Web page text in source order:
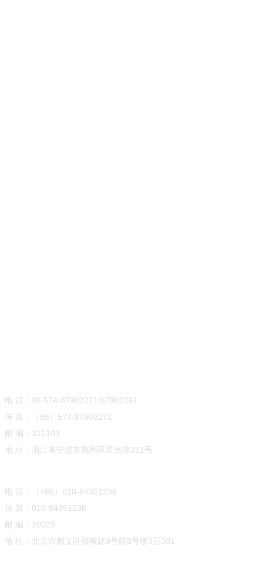
电 话：86 574-87902271/87902261
传 真：（86）574-87902271
邮 编：315103
地 址：浙江省宁波市鄞州区星光路211号
北京分公司
电 话：（+86）010-84351236
传 真：010-84351236
邮 编：10029
地 址：
北京市顺义区裕曦路9号院5号楼3层301